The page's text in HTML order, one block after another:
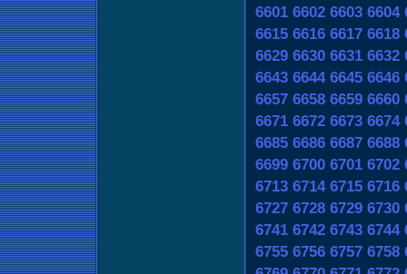
6601 6602 6603 6604
6615 6616 6617 6618
6629 6630 6631 6632
6643 6644 6645 6646
6657 6658 6659 6660
6671 6672 6673 6674
6685 6686 6687 6688
6699 6700 6701 6702
6713 6714 6715 6716
6727 6728 6729 6730
6741 6742 6743 6744
6755 6756 6757 6758